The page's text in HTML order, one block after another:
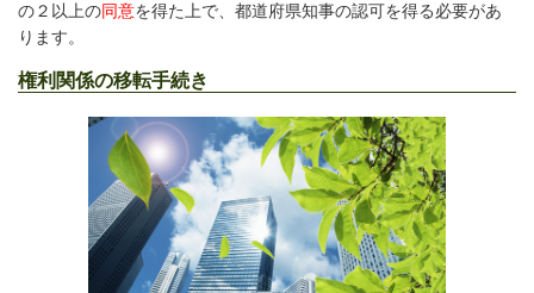
の２以上の同意を得た上で、都道府県知事の認可を得る必要があ
ります。
権利関係の移転手続き